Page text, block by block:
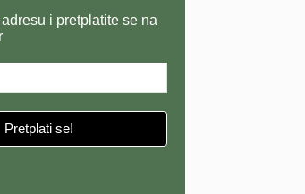
i pretplatite se na